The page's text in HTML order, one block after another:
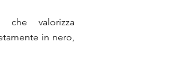
valorizza
in nero,